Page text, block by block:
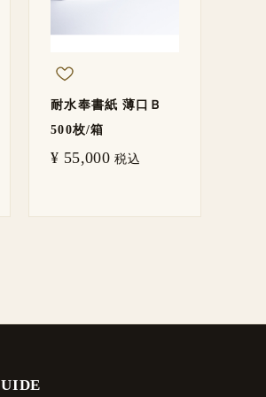
耐水奉書紙 薄口Ｂ
500枚/箱
¥ 55,000 税込